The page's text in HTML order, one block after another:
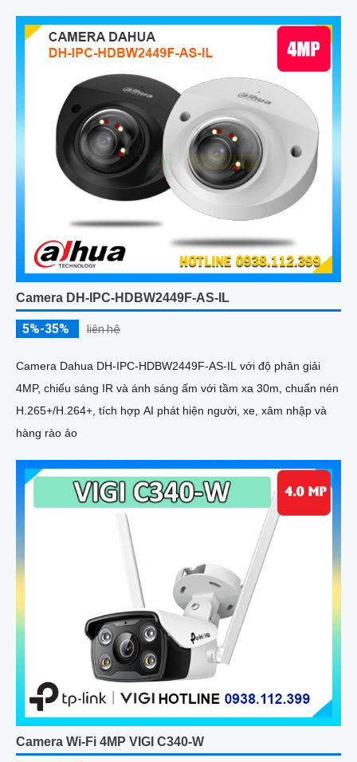
Camera DH-IPC-HDBW2449F-AS-IL
5%-35% liên hệ
Camera Dahua DH-IPC-HDBW2449F-AS-IL với độ phân giải
4MP, chiếu sáng IR và ánh sáng ấm với tầm xa 30m, chuẩn nén
H.265+/H.264+, tích hợp AI phát hiện người, xe, xâm nhập và
hàng rào ảo
Camera Wi-Fi 4MP VIGI C340-W